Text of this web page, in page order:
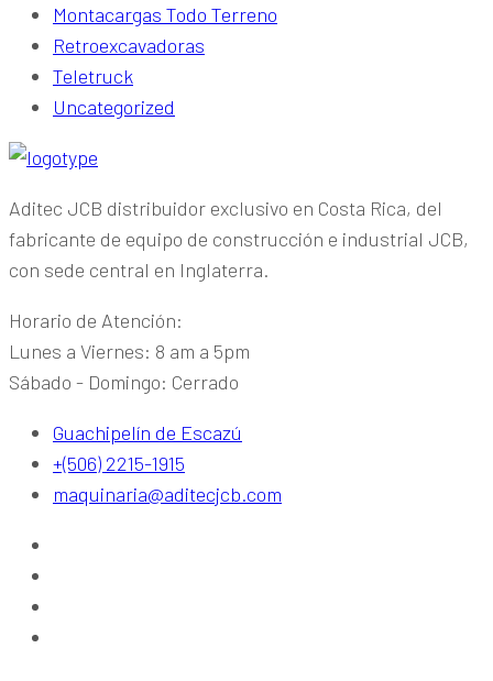
Montacargas Todo Terreno
Retroexcavadoras
Teletruck
Uncategorized
Aditec JCB distribuidor exclusivo en Costa Rica, del
fabricante de equipo de construcción e industrial JCB,
con sede central en Inglaterra.
Horario de Atención:
Lunes a Viernes: 8 am a 5pm
Sábado - Domingo: Cerrado
Guachipelín de Escazú
+(506) 2215-1915
maquinaria@aditecjcb.com